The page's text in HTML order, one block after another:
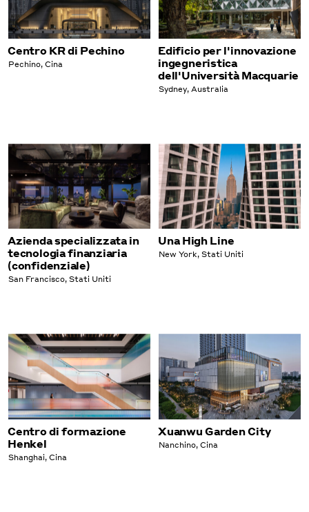
Centro KR di Pechino
Pechino, Cina
Edificio per l'innovazione
ingegneristica
dell'Università Macquarie
Sydney, Australia
Azienda specializzata in
tecnologia finanziaria
(confidenziale)
San Francisco, Stati Uniti
Una High Line
New York, Stati Uniti
Centro di formazione
Henkel
Shanghai, Cina
Xuanwu Garden City
Nanchino, Cina